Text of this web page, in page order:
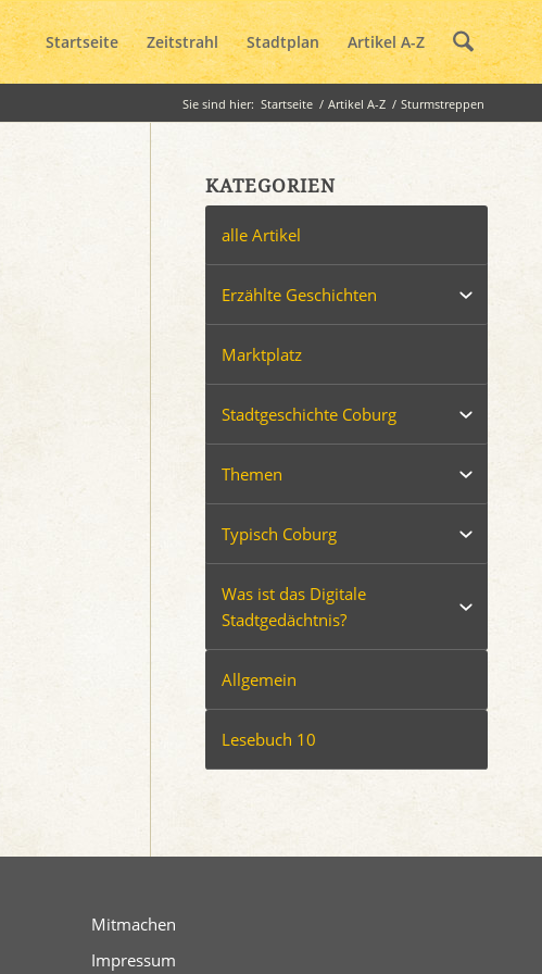
Startseite Zeitstrahl Stadtplan Artikel A-Z
Sie sind hier: Startseite / Artikel A-Z / Sturmstreppen
KATEGORIEN
alle Artikel
Erzählte Geschichten
Marktplatz
Stadtgeschichte Coburg
Themen
Typisch Coburg
Was ist das Digitale
Stadtgedächtnis?
Allgemein
Lesebuch 10
Mitmachen
Impressum